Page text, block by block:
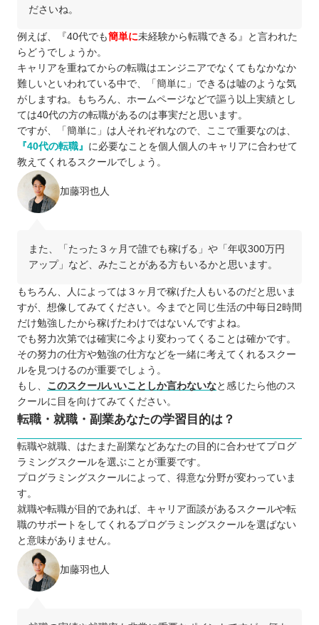
ださいね。
例えば、『40代でも簡単に未経験から転職できる』と言われた
らどうでしょうか。
キャリアを重ねてからの転職はエンジニアでなくてもなかなか
難しいといわれている中で、「簡単に」できるは嘘のような気
がしますね。もちろん、ホームページなどで謳う以上実績とし
ては40代の方の転職があるのは事実だと思います。
ですが、「簡単に」は人それぞれなので、ここで重要なのは、
『40代の転職』 に必要なことを個人個人のキャリアに合わせて
教えてくれるスクールでしょう。
加藤羽也人
また、「たった３ヶ月で誰でも稼げる」や「年収300万円
アップ」など、みたことがある方もいるかと思います。
もちろん、人によっては３ヶ月で稼げた人もいるのだと思いま
すが、想像してみてください。今までと同じ生活の中毎日2時間
だけ勉強したから稼げたわけではないんですよね。
でも努力次第では確実に今より変わってくることは確かです。
その努力の仕方や勉強の仕方などを一緒に考えてくれるスクー
ルを見つけるのが重要でしょう。
もし、 このスクールいいことしか言わないなと感じたら他のス
クールに目を向けてみてください。
転職・就職・副業あなたの学習目的は？
転職や就職、はたまた副業などあなたの目的に合わせてプログ
ラミングスクールを選ぶことが重要です。
プログラミングスクールによって、得意な分野が変わっていま
す。
就職や転職が目的であれば、キャリア面談があるスクールや転
職のサポートをしてくれるプログラミングスクールを選ばない
と意味がありません。
加藤羽也人